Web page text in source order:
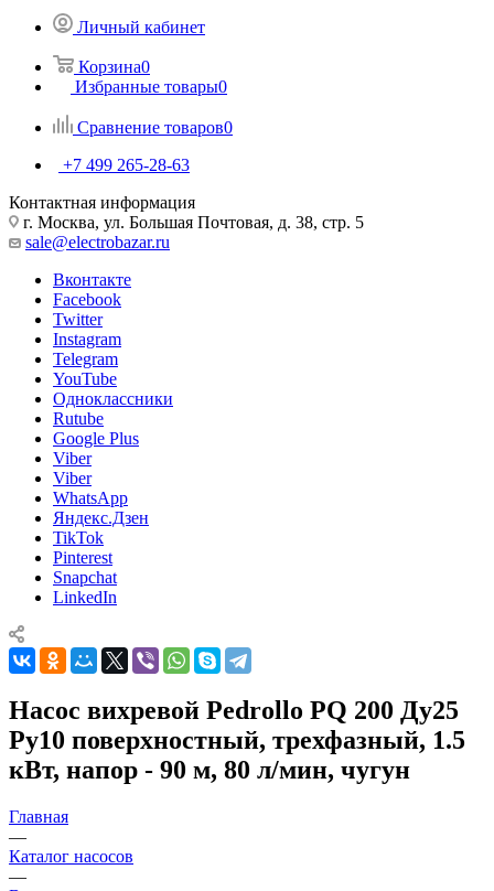
Личный кабинет
Корзина0
Избранные товары0
Сравнение товаров0
+7 499 265-28-63
Контактная информация
г. Москва, ул. Большая Почтовая, д. 38, стр. 5
sale@electrobazar.ru
Вконтакте
Facebook
Twitter
Instagram
Telegram
YouTube
Одноклассники
Rutube
Google Plus
Viber
Viber
WhatsApp
Яндекс.Дзен
TikTok
Pinterest
Snapchat
LinkedIn
Насос вихревой Pedrollo PQ 200 Ду25
Ру10 поверхностный, трехфазный, 1.5
кВт, напор - 90 м, 80 л/мин, чугун
Главная
—
Каталог насосов
—